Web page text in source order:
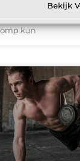
Bekijk
energiezuiniger
kun